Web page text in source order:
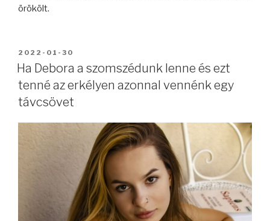
örökölt.
BEKÜLDVE:
2022-01-30
Ha Debora a szomszédunk lenne és ezt
tenné az erkélyen azonnal vennénk egy
távcsövet